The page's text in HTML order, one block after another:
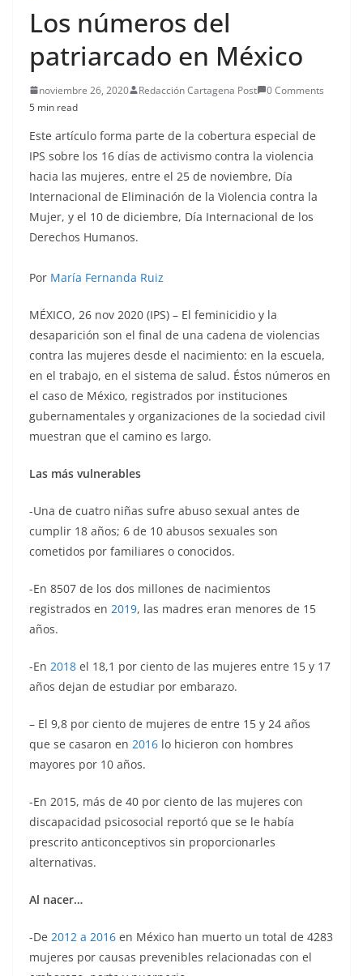
Los números del
patriarcado en México
noviembre 26, 2020 Redacción Cartagena Post
0 Comments
5 min read
Este artículo forma parte de la cobertura especial de
IPS sobre los 16 días de activismo contra la violencia
hacia las mujeres, entre el 25 de noviembre, Día
Internacional de Eliminación de la Violencia contra la
Mujer, y el 10 de diciembre, Día Internacional de los
Derechos Humanos.
Por María Fernanda Ruiz
MÉXICO, 26 nov 2020 (IPS) – El feminicidio y la
desaparición son el final de una cadena de violencias
contra las mujeres desde el nacimiento: en la escuela,
en el trabajo, en el sistema de salud. Éstos números en
el caso de México, registrados por instituciones
gubernamentales y organizaciones de la sociedad civil
muestran que el camino es largo.
Las más vulnerables
-Una de cuatro niñas sufre abuso sexual antes de
cumplir 18 años; 6 de 10 abusos sexuales son
cometidos por familiares o conocidos.
-En 8507 de los dos millones de nacimientos
registrados en 2019, las madres eran menores de 15
años.
-En 2018 el 18,1 por ciento de las mujeres entre 15 y 17
años dejan de estudiar por embarazo.
– El 9,8 por ciento de mujeres de entre 15 y 24 años
que se casaron en 2016 lo hicieron con hombres
mayores por 10 años.
-En 2015, más de 40 por ciento de las mujeres con
discapacidad psicosocial reportó que se le había
prescrito anticonceptivos sin proporcionarles
alternativas.
Al nacer…
-De 2012 a 2016 en México han muerto un total de 4283
mujeres por causas prevenibles relacionadas con el